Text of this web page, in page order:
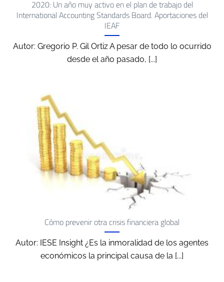
2020: Un año muy activo en el plan de trabajo del
International Accounting Standards Board. Aportaciones del
IEAF
Autor: Gregorio P. Gil Ortiz A pesar de todo lo ocurrido
desde el año pasado, [...]
Cómo prevenir otra crisis financiera global
Autor: IESE Insight ¿Es la inmoralidad de los agentes
económicos la principal causa de la [...]